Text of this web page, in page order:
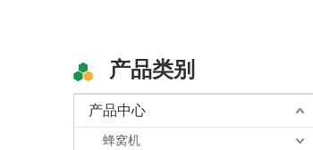
产品类别
产品中心
蜂窝机